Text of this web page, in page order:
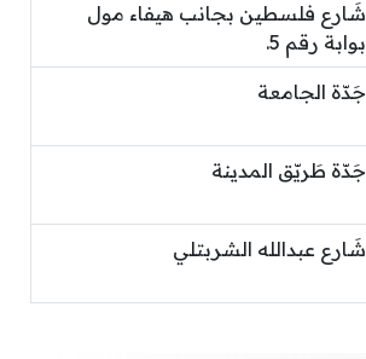
شَارع فلسطين بجانب هيفاء مول
بوابة رقم 5.
جَدّة الجامعة
جَدّة طَريّق المدينة
شَارع عبدالله الشربتلي